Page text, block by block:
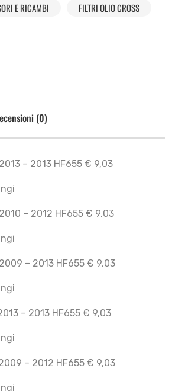
E RICAMBI FILTRI OLIO CROSS
(0)
– 2013 HF655 € 9,03
– 2012 HF655 € 9,03
– 2013 HF655 € 9,03
– 2013 HF655 € 9,03
– 2012 HF655 € 9,03